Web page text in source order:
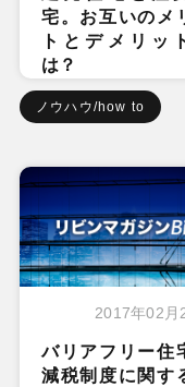
宅。お互いのメ
トとデメリッ
は？
ノウハウ/how to
2017年02月
バリアフリー住
減税制度に関す